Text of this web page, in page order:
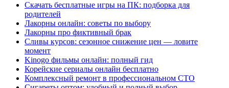
Скачать бесплатные игры на ПК: подборка для
родителей
Лакорны онлайн: советы по выбору
Лакорны про фиктивный брак
Сливы курсов: сезонное снижение цен — ловите
момент
Kinogo фильмы онлайн: полный гид
Корейские сериалы онлайн бесплатно
Комплексный ремонт в профессиональном СТО